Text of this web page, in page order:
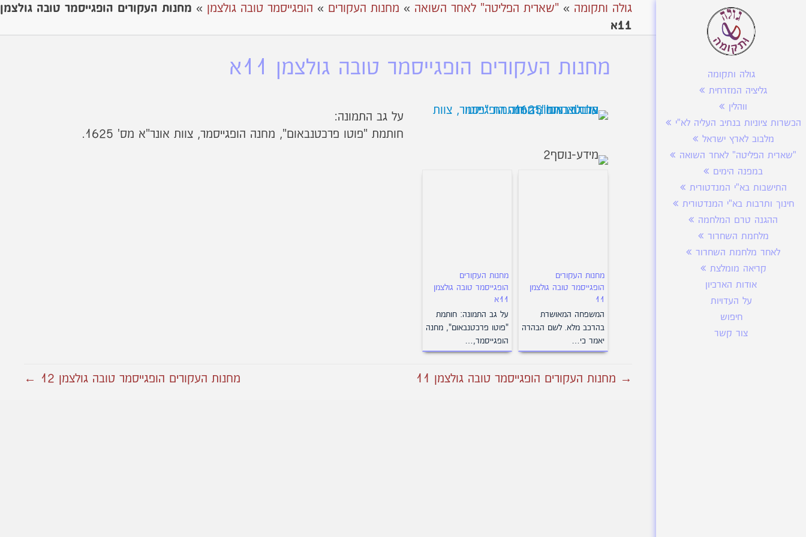
גולה ותקומה
גליציה המזרחית
ווהלין
הכשרות ציוניות בנתיב העליה לא"י
מלבוב לארץ ישראל
"שארית הפליטה" לאחר השואה
במפנה הימים
התישבות בא"י המנדטורית
חינוך ותרבות בא"י המנדטורית
ההגנה טרם המלחמה
מלחמת השחרור
לאחר מלחמת השחרור
קריאה מומלצת
אודות הארכיון
על העדויות
חיפוש
צור קשר
גולה ותקומה » "שארית הפליטה" לאחר השואה » מחנות העקורים » הופגייסמר טובה גולצמן » מחנות העקורים הופגייסמר טובה גולצמן
11א
מחנות העקורים הופגייסמר טובה גולצמן 11א
על גב התמונה:
חותמת "פוטו פרכטנבאום", מחנה הופגייסמר, צוות אונר"א מס' 1625.
מחנות העקורים
הופגייסמר טובה גולצמן
11
המשפחה המאושרת
בהרכב מלא. לשם הבהרה
יאמר כי…
מחנות העקורים
הופגייסמר טובה גולצמן
11א
על גב התמונה: חותמת
"פוטו פרכטנבאום", מחנה
הופגייסמר,…
→ מחנות העקורים הופגייסמר טובה גולצמן 11 מחנות העקורים הופגייסמר טובה גולצמן 12 ←